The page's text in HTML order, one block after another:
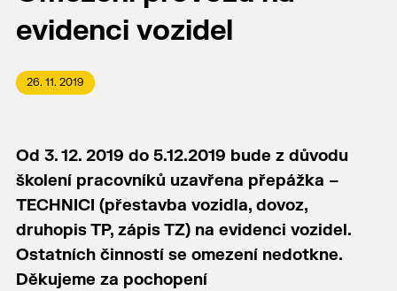
evidenci vozidel
26. 11. 2019
Od 3. 12. 2019 do 5.12.2019 bude z důvodu
školení pracovníků uzavřena přepážka –
TECHNICI (přestavba vozidla, dovoz,
druhopis TP, zápis TZ) na evidenci vozidel.
Ostatních činností se omezení nedotkne.
Děkujeme za pochopení